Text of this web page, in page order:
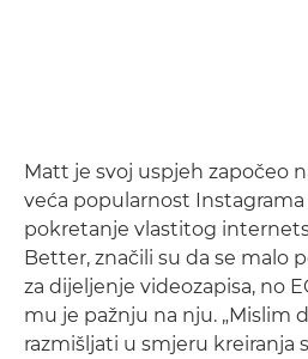
Matt je svoj uspjeh započeo
veća popularnost Instagrama
pokretanje vlastitog
Better, značili su da se malo
za dijeljenje videozapisa, no
mu je pažnju na nju. „Mislim
razmišljati u smjeru kreiranja